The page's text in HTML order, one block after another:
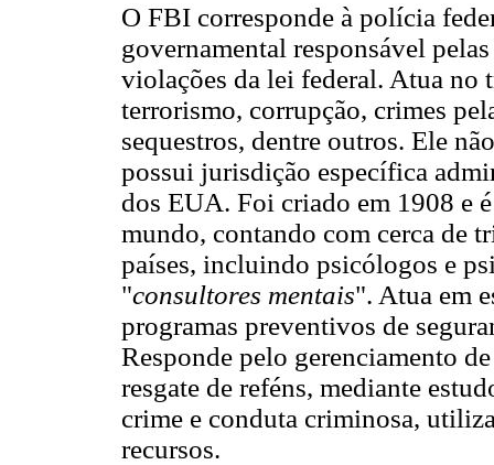
O FBI corresponde à polícia
governamental responsável
violações da lei federal. Atua no
terrorismo, corrupção, crimes
sequestros, dentre outros. Ele
possui jurisdição específica
dos EUA. Foi criado em 1908 e
mundo, contando com cerca de
países, incluindo psicólogos e
"consultores mentais". Atua em
programas preventivos de
Responde pelo gerenciamento
resgate de reféns, mediante
crime e conduta criminosa,
recursos.